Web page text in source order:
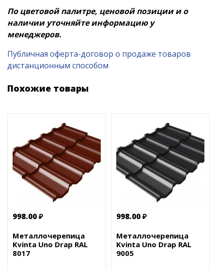
По цветовой палитре, ценовой позиции и о
наличии уточняйте информацию у
менеджеров.
Публичная оферта-договор о продаже товаров
дистанционным способом
Похожие товары
998.00 ₽
Металлочерепица
Kvinta Uno Drap RAL
8017
998.00 ₽
Металлочерепица
Kvinta Uno Drap RAL
9005